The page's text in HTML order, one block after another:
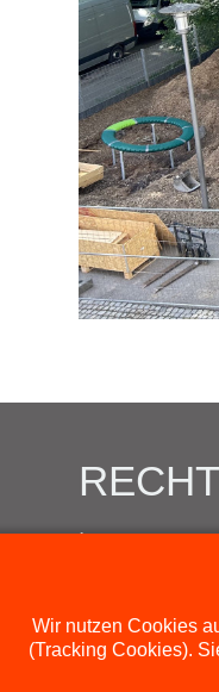
Impressum
Wir nutzen Cookies
(Tracking Cookies).